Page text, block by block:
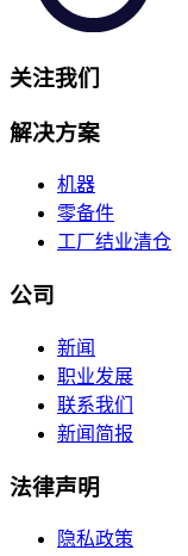
关注我们
解决方案
机器
零备件
工厂结业清仓
公司
新闻
职业发展
联系我们
新闻简报
法律声明
隐私政策